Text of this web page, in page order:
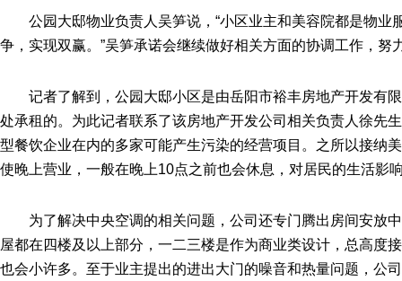
公园大邸物业负责人吴笋说，“小区业主和美容院都是物
争，实现双赢。”吴笋承诺会继续做好相关方面的协调工作，努
记者了解到，公园大邸小区是由岳阳市裕丰房地产开发有
处承租的。为此记者联系了该房地产开发公司相关负责人徐先
型餐饮企业在内的多家可能产生污染的经营项目。之所以接纳
使晚上营业，一般在晚上10点之前也会休息，对居民的生活影
为了解决中央空调的相关问题，公司还专门腾出房间安放
屋都在四楼及以上部分，一二三楼是作为商业类设计，总高度
也会小许多。至于业主提出的进出大门的噪音和热量问题，公